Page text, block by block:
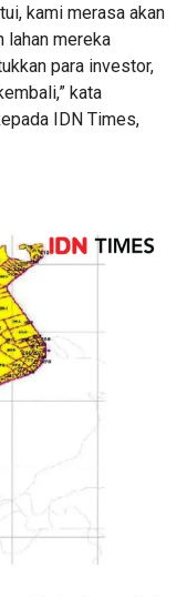
kami merasa akan
lahan mereka
para investor,
kata
IDN Times,